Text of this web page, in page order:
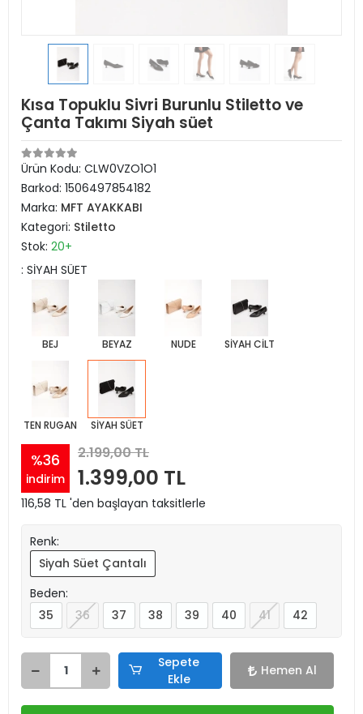
Kısa Topuklu Sivri Burunlu Stiletto ve
Çanta Takımı Siyah süet
Ürün Kodu: CLW0VZO1O1
Barkod: 1506497854182
Marka: MFT AYAKKABI
Kategori: Stiletto
Stok: 20+
: SİYAH SÜET
BEJ BEYAZ NUDE SİYAH CİLT
TEN RUGAN SİYAH SÜET
%36
indirim
2.199,00 TL
1.399,00 TL
116,58 TL 'den başlayan taksitlerle
Renk:
Siyah Süet Çantalı
Beden:
35
36 37 38 39 40 41 42
Sepete
Ekle
Hemen Al